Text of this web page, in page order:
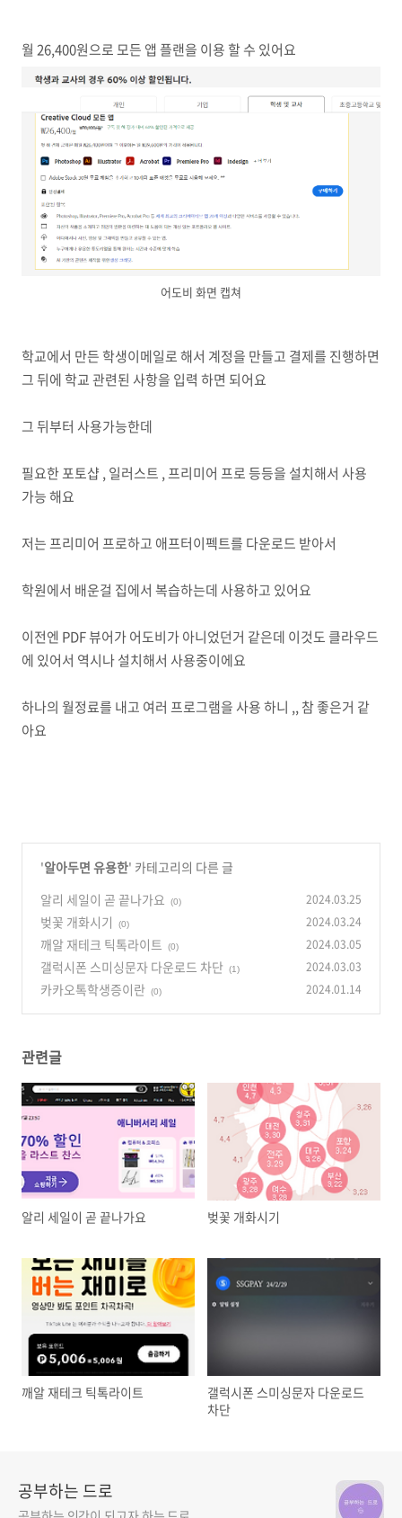
월 26,400원으로 모든 앱 플랜을 이용 할 수 있어요
어도비 화면 캡쳐
학교에서 만든 학생이메일로 해서 계정을 만들고 결제를 진행하면
그 뒤에 학교 관련된 사항을 입력 하면 되어요
그 뒤부터 사용가능한데
필요한 포토샵 , 일러스트 , 프리미어 프로 등등을 설치해서 사용
가능 해요
저는 프리미어 프로하고 애프터이펙트를 다운로드 받아서
학원에서 배운걸 집에서 복습하는데 사용하고 있어요
이전엔 PDF 뷰어가 어도비가 아니었던거 같은데 이것도 클라우드
에 있어서 역시나 설치해서 사용중이에요
하나의 월정료를 내고 여러 프로그램을 사용 하니 ,, 참 좋은거 같
아요
'알아두면 유용한' 카테고리의 다른 글
알리 세일이 곧 끝나가요
(0) 2024.03.25
벚꽃 개화시기 (0) 2024.03.24
깨알 재테크 틱톡라이트 (0) 2024.03.05
갤럭시폰 스미싱문자 다운로드 차단 (1) 2024.03.03
카카오톡학생증이란 (0) 2024.01.14
관련글
알리 세일이 곧 끝나가요 벚꽃 개화시기
깨알 재테크 틱톡라이트
갤럭시폰 스미싱문자 다운로드
차단
공부하는 드로